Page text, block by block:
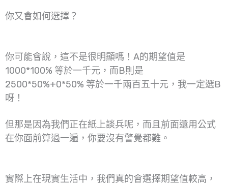
你又會如何選擇？
你可能會說，這不是很明顯嗎！A的期望值是
1000*100% 等於一千元，而B則是
2500*50%+0*50% 等於一千兩百五十元，我一定選B
呀！
但那是因為我們正在紙上談兵呢，而且前面還用公式
在你面前算過一遍，你要沒有警覺都難。
實際上在現實生活中，我們真的會選擇期望值較高，